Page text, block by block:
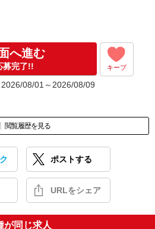
へ進む
募完了!! キープ
08/01～2026/08/09
閲覧履歴を見る
ポストする
URLをシェア
が同じ求人